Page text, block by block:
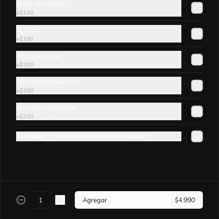
champiñones y surtido de verduras. sin
Arroz Chaufán CURRY
+$100
+$100
+$200
+$200
+$200
Agregar $4.990